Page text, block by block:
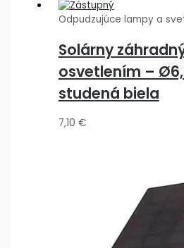
Odpudzujúce lampy a
Solárny
osvetlením –
studená biela
7,10 €